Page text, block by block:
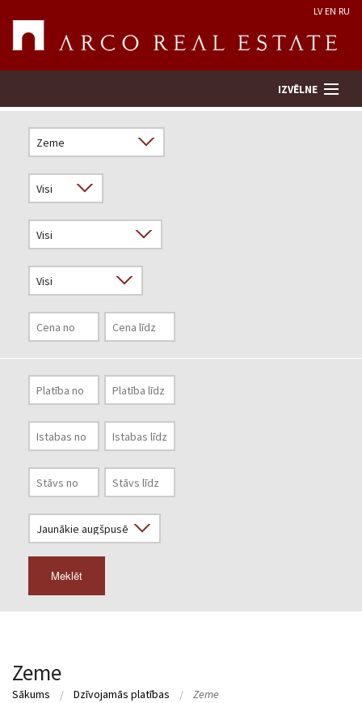
LV EN RU
IZVĒLNE
Novērtēt īpašumu
Uzņēmums
Pakalpojumi
Kontakti
Meklēt
Zeme
Sākums Dzīvojamās platības Zeme